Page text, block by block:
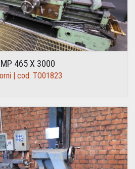
465 X 3000
| cod. TO01823